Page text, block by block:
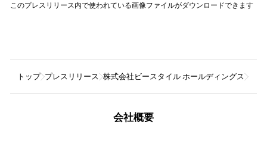
このプレスリリース内で使われている画像ファイルがダウンロードできます
トップ プレスリリース 株式会社ビースタイル ホールディングス
会社概要